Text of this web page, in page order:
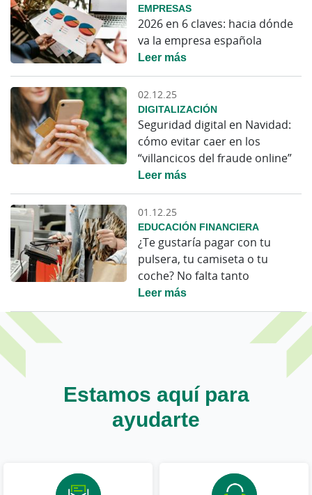
EMPRESAS
2026 en 6 claves: hacia dónde
va la empresa española
Leer más
02.12.25
DIGITALIZACIÓN
Seguridad digital en Navidad:
cómo evitar caer en los
“villancicos del fraude online”
Leer más
01.12.25
EDUCACIÓN FINANCIERA
¿Te gustaría pagar con tu
pulsera, tu camiseta o tu
coche? No falta tanto
Leer más
Estamos aquí para
ayudarte